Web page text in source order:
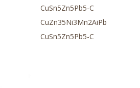
CuSn5Zn5Pb5-C
CuZn35Ni3Mn2AiPb
CuSn5Zn5Pb5-C